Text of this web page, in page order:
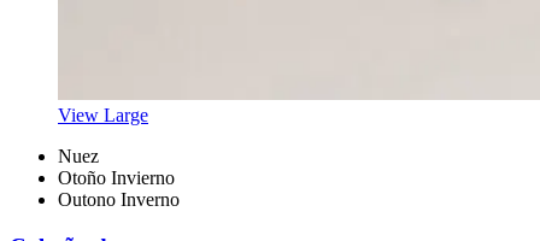
View Large
Nuez
Otoño Invierno
Outono Inverno